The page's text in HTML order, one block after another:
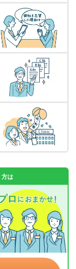
方は